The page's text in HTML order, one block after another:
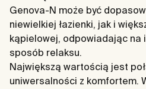
Genova-N może być
niewielkiej łazienki, jak i
kąpielowej, odpowiadając na
sposób relaksu.
Największą wartością jest
uniwersalności z komfortem.